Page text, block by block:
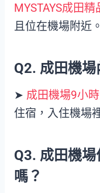
MYSTAYS成田精
且位在機場附近。
Q2. 成田機
➤ 成田機場9小
住宿，入住機場
Q3. 成田機
嗎？